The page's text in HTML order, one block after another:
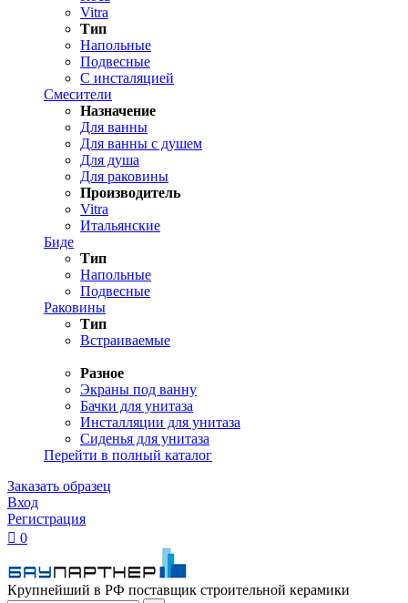
Vitra
Тип
Напольные
Подвесные
С инсталяцией
Смесители
Назначение
Для ванны
Для ванны с душем
Для душа
Для раковины
Производитель
Vitra
Итальянские
Биде
Тип
Напольные
Подвесные
Раковины
Тип
Встраиваемые
Разное
Экраны под ванну
Бачки для унитаза
Инсталляции для унитаза
Сиденья для унитаза
Перейти в полный каталог
Заказать образец
Вход
Регистрация
 0
Крупнейший в РФ поставщик строительной керамики